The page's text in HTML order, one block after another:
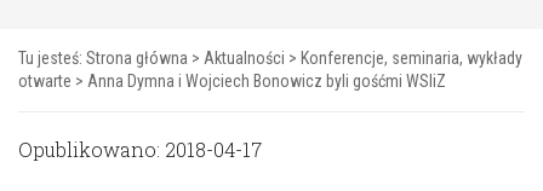
Tu jesteś: Strona główna > Aktualności > Konferencje, seminaria, wykłady
otwarte > Anna Dymna i Wojciech Bonowicz byli gośćmi WSIiZ
Opublikowano: 2018-04-17